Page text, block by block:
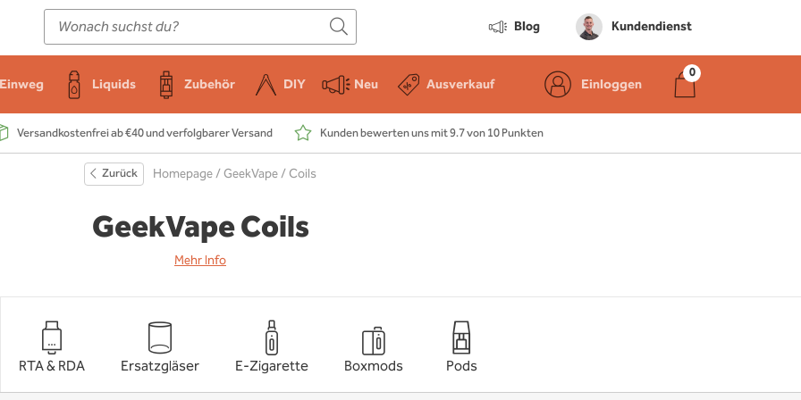
Blog Kundendienst
Einweg Liquids Zubehör DIY Neu Ausverkauf Einloggen
Versandkostenfrei ab €40 und verfolgbarer Versand Kunden bewerten uns mit 9.7 von 10 Punkten
E-Zigarette
Einweg
Liquids
Zubehör
DIY
Zurück Homepage/GeekVape/ Coils
GeekVape Coils
Mehr Info
RTA & RDA Ersatzgläser E-Zigarette Boxmods Pods